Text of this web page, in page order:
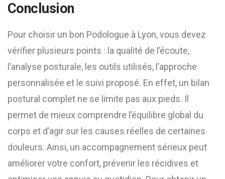
Conclusion
Pour choisir un bon Podologue à Lyon, vous devez
vérifier plusieurs points : la qualité de l’écoute,
l’analyse posturale, les outils utilisés, l’approche
personnalisée et le suivi proposé. En effet, un bilan
postural complet ne se limite pas aux pieds. Il
permet de mieux comprendre l’équilibre global du
corps et d’agir sur les causes réelles de certaines
douleurs. Ainsi, un accompagnement sérieux peut
améliorer votre confort, prévenir les récidives et